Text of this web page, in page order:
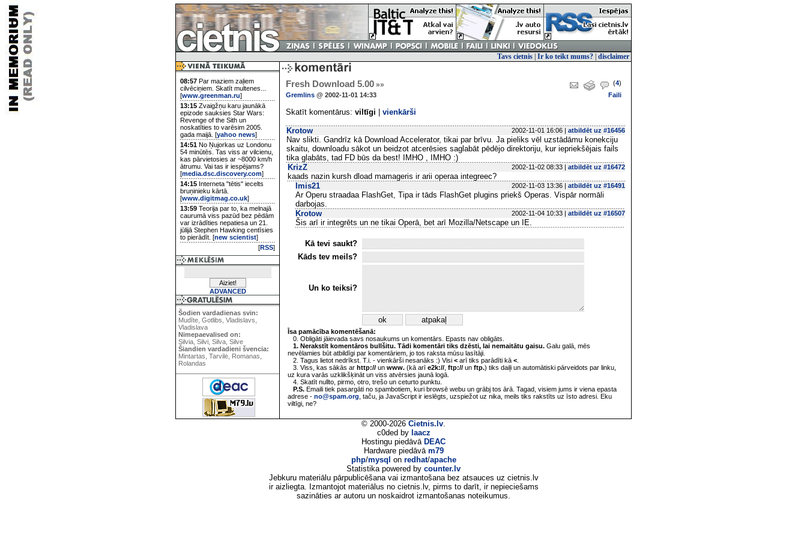
Tavs cietnis Ir ko teikt mums? disclaimer
08:57 Par maziem zaļiem
cilvēciņiem. Skatīt multenes...
[www.greenman.ru]
13:15 Zvaigžņu karu jaunākā
epizode sauksies Star Wars:
Revenge of the Sith un
noskatīties to varēsim 2005.
gada maijā. [yahoo news]
14:51 No Ņujorkas uz Londonu
54 minūtēs. Tas viss ar vilcienu,
kas pārvietosies ar ~8000 km/h
ātrumu. Vai tas ir iespējams?
[media.dsc.discovery.com]
14:15 Interneta "tētis" iecelts
bruņinieku kārtā.
[www.digitmag.co.uk]
13:59 Teorija par to, ka melnajā
caurumā viss pazūd bez pēdām
var izrādīties nepatiesa un 21.
jūlijā Stephen Hawking centīsies
to pierādīt. [new scientist]
[RSS]
ADVANCED
Šodien vardadienas svin:
Mudīte, Gotlibs, Vladislavs,
Vladislava
Nimepaevalised on:
Silvia, Silvi, Silva, Silve
Šiandien vardadieni švencia:
Mintartas, Tarvilė, Romanas,
Rolandas
Fresh Download 5.00 »» (4)
Gremlins @ 2002-11-01 14:33 Faili
Skatīt komentārus: viltīgi vienkārši
Krotow 2002-11-01 16:06 | atbildēt uz #16456
Nav slikti. Gandrīz kā Download Accelerator, tikai par brīvu. Ja pieliks vēl uzstādāmu konekciju
skaitu, downloadu sākot un beidzot atcerēsies saglabāt pēdējo direktoriju, kur iepriekšējais fails
tika glabāts, tad FD būs da best! IMHO , IMHO :)
KrizZ
2002-11-02 08:33 | atbildēt uz #16472
kaads nazin kursh dload mamageris ir arii operaa integreec?
Imis21
2002-11-03 13:36 | atbildēt uz #16491
Ar Operu straadaa FlashGet, Tipa ir tāds FlashGet plugins priekš Operas. Vispār normāli
darbojas.
Krotow
2002-11-04 10:33 | atbildēt uz #16507
Šis arī ir integrēts un ne tikai Operā, bet arī Mozilla/Netscape un IE.
Kā tevi saukt?
Kāds tev meils?
Un ko teiksi?
Īsa pamācība komentēšanā:
0. Obligāti jāievada savs nosaukums un komentārs. Epasts nav obligāts.
1. Nerakstīt komentāros bullšitu. Tādi komentāri tiks dzēsti, lai nemaitātu gaisu. Galu galā, mēs
nevēlamies būt atbildīgi par komentāriem, jo tos raksta mūsu lasītāji.
2. Tagus lietot nedrīkst. T.i. - vienkārši nesanāks :) Visi < arī tiks parādīti kā <
3. Viss, kas sākās ar http:// un www. (kā arī e2k:// ftp:// un ftp.) tiks daiļi un automātiski pārveidots par linku,
uz kura varās uzklikšķināt un viss atvērsies jaunā logā.
4. Skatīt nullto, pirmo, otro, trešo un ceturto punktu.
P.S. Emaili tiek pasargāti no spambotiem, kuri browsē webu un grābj tos ārā. Tagad, visiem jums ir viena epasta
adrese - no@spam.org , taču, ja JavaScript ir ieslēgts, uzspiežot uz nika, meils tiks rakstīts uz īsto adresi. Eku
viltīgi, ne?
© 2000-2026 Cietnis.lv.
c0ded by laacz
Hostingu piedāvā DEAC
Hardware piedāvā m79
php/mysql on redhat/apache
Statistika powered by counter.lv
Jebkuru materiālu pārpublicēšana vai izmantošana bez atsauces uz cietnis.lv
ir aizliegta. Izmantojot materiālus no cietnis.lv, pirms to darīt, ir nepieciešams
sazināties ar autoru un noskaidrot izmantošanas noteikumus.